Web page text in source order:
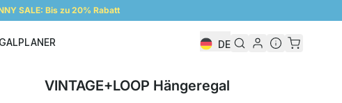
SALE: Bis zu 20% Rabatt
DE
VINTAGE+LOOP Hängeregal